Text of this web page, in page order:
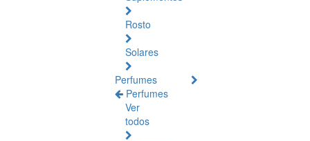
Rosto
Solares
Perfumes
Perfumes
Ver
todos